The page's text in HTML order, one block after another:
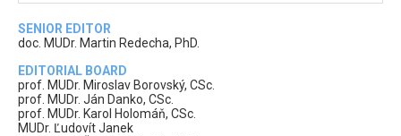
SENIOR EDITOR
doc. MUDr. Martin Redecha, PhD.
EDITORIAL BOARD
prof. MUDr. Miroslav Borovský, CSc.
prof. MUDr. Ján Danko, CSc.
prof. MUDr. Karol Holomáň, CSc.
MUDr. Ľudovít Janek